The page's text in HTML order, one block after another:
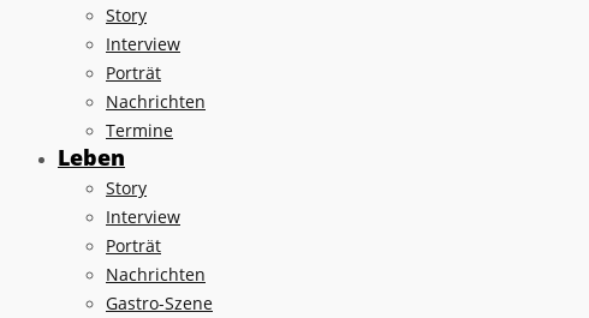
Story
Interview
Porträt
Nachrichten
Termine
Leben
Story
Interview
Porträt
Nachrichten
Gastro-Szene